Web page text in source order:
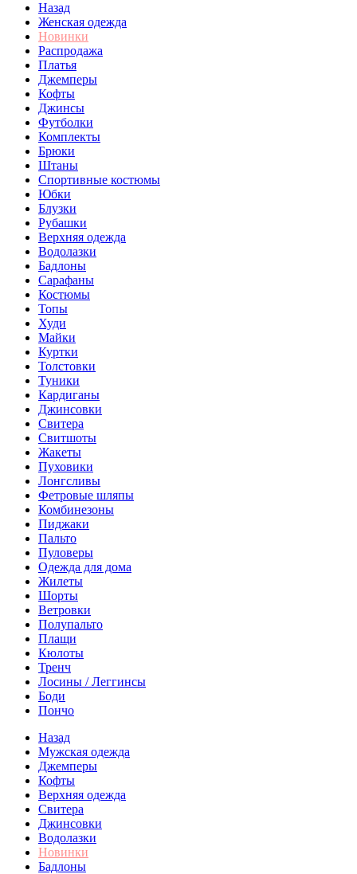
Назад
Женская одежда
Новинки
Распродажа
Платья
Джемперы
Кофты
Джинсы
Футболки
Комплекты
Брюки
Штаны
Спортивные костюмы
Юбки
Блузки
Рубашки
Верхняя одежда
Водолазки
Бадлоны
Сарафаны
Костюмы
Топы
Худи
Майки
Куртки
Толстовки
Туники
Кардиганы
Джинсовки
Свитера
Свитшоты
Жакеты
Пуховики
Лонгсливы
Фетровые шляпы
Комбинезоны
Пиджаки
Пальто
Пуловеры
Одежда для дома
Жилеты
Шорты
Ветровки
Полупальто
Плащи
Кюлоты
Тренч
Лосины / Леггинсы
Боди
Пончо
Назад
Мужская одежда
Джемперы
Кофты
Верхняя одежда
Свитера
Джинсовки
Водолазки
Новинки
Бадлоны